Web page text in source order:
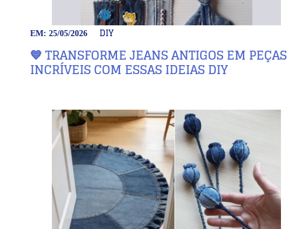
EM: 25/05/2026 DIY
💙 TRANSFORME JEANS ANTIGOS EM PEÇAS
INCRÍVEIS COM ESSAS IDEIAS DIY